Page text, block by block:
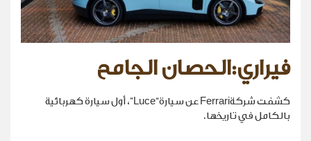
فيراري:الحصان الجامح
كشفت شركةFerrari عن سيارة“Luce”، أول سيارة كهربائية
بالكامل في تاريخها.